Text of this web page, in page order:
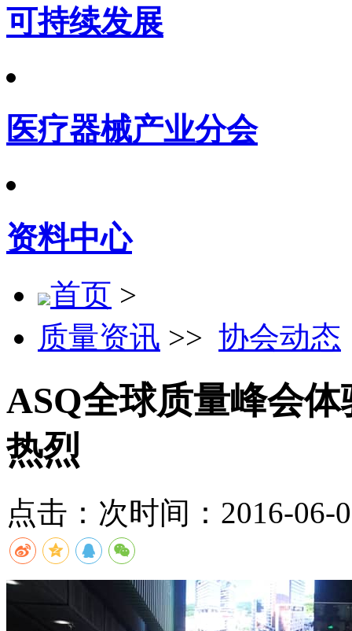
可持续发展
医疗器械产业分会
资料中心
首页 >
质量资讯 >> 协会动态
ASQ全球质量峰会
热烈
点击： 次时间：2016-06-